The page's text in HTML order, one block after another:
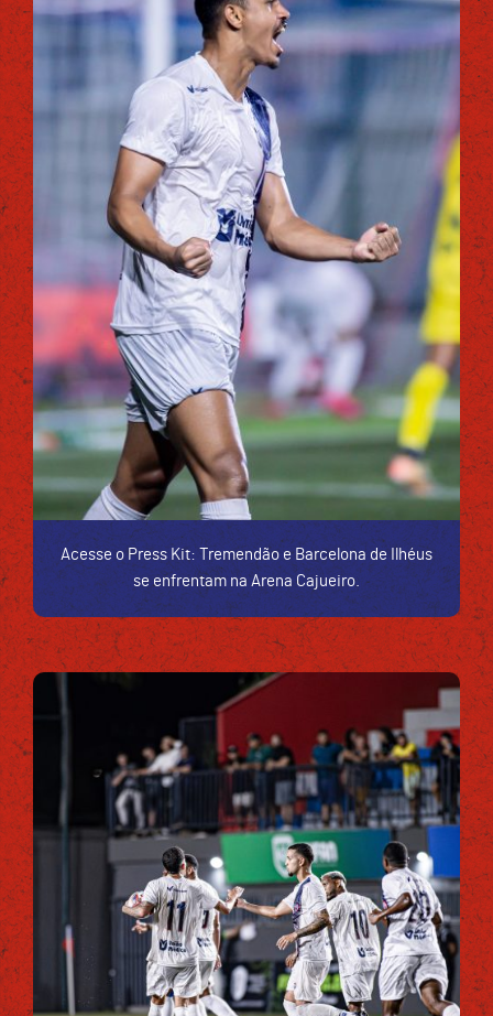
Acesse o Press Kit: Tremendão e Barcelona de Ilhéus
se enfrentam na Arena Cajueiro.